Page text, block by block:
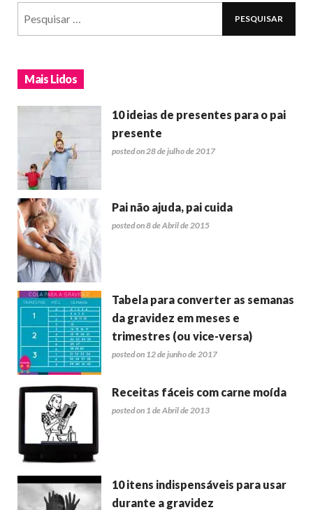
Mais Lidos
10 ideias de presentes para o pai
presente
posted on 28 de julho de 2017
Pai não ajuda, pai cuida
posted on 8 de Abril de 2015
Tabela para converter as semanas
da gravidez em meses e
trimestres (ou vice-versa)
posted on 12 de junho de 2017
Receitas fáceis com carne moída
posted on 1 de Abril de 2013
10 itens indispensáveis para usar
durante a gravidez